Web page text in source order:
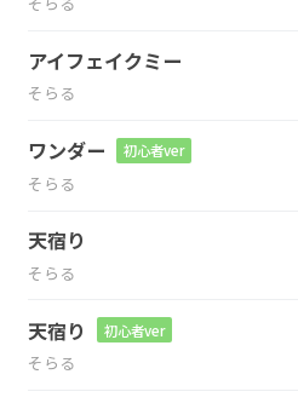
アイフェイクミー
そらる
ワンダー 初心者ver
そらる
天宿り
そらる
天宿り 初心者ver
そらる